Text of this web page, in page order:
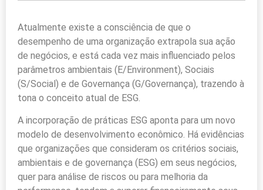
Atualmente existe a consciência de que o
desempenho de uma organização extrapola sua ação
de negócios, e está cada vez mais influenciado pelos
parâmetros ambientais (E/Environment), Sociais
(S/Social) e de Governança (G/Governança), trazendo à
tona o conceito atual de ESG.
A incorporação de práticas ESG aponta para um novo
modelo de desenvolvimento econômico. Há evidências
que organizações que consideram os critérios sociais,
ambientais e de governança (ESG) em seus negócios,
quer para análise de riscos ou para melhoria da